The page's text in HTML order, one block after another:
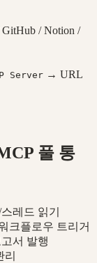
/ Notion /
Server → URL
풀 통
레드 읽기
크플로우 트리거
서 발행